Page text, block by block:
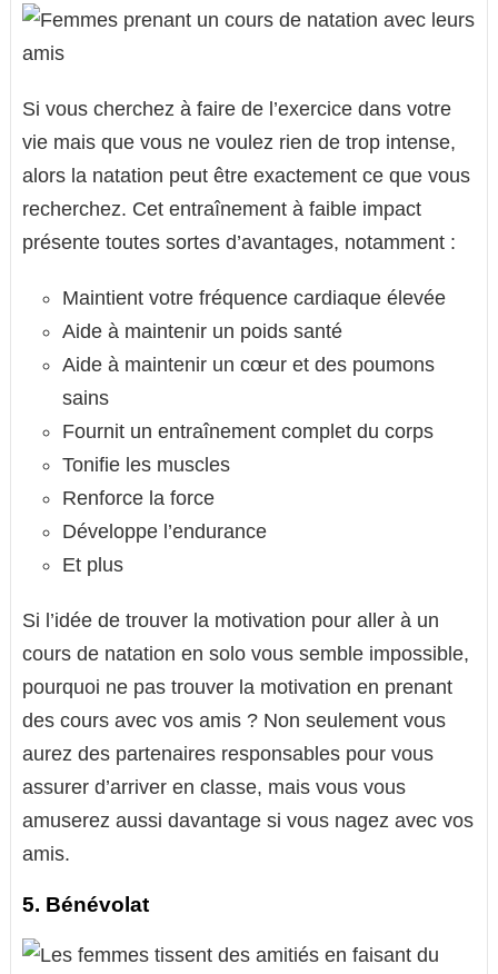
Si vous cherchez à faire de l’exercice dans votre
vie mais que vous ne voulez rien de trop intense,
alors la natation peut être exactement ce que vous
recherchez. Cet entraînement à faible impact
présente toutes sortes d’avantages, notamment :
Maintient votre fréquence cardiaque élevée
Aide à maintenir un poids santé
Aide à maintenir un cœur et des poumons
sains
Fournit un entraînement complet du corps
Tonifie les muscles
Renforce la force
Développe l’endurance
Et plus
Si l’idée de trouver la motivation pour aller à un
cours de natation en solo vous semble impossible,
pourquoi ne pas trouver la motivation en prenant
des cours avec vos amis ? Non seulement vous
aurez des partenaires responsables pour vous
assurer d’arriver en classe, mais vous vous
amuserez aussi davantage si vous nagez avec vos
amis.
5. Bénévolat